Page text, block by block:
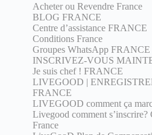
Acheter ou Revendre France
BLOG FRANCE
Centre d’assistance FRANCE
Conditions France
Groupes WhatsApp FRANCE
INSCRIVEZ-VOUS
Je suis chef ! FRANCE
LIVEGOOD |
FRANCE
LIVEGOOD comment ça
Livegood comment s’inscrire?
France